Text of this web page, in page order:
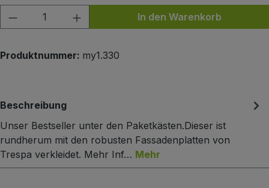
Produkt Anzahl: Gib den gewünschten
In den Warenkorb
Produktnummer: my1.330
Beschreibung
Unser Bestseller unter den Paketkästen.Dieser ist
rundherum mit den robusten Fassadenplatten von
Trespa verkleidet. Mehr Inf… Mehr